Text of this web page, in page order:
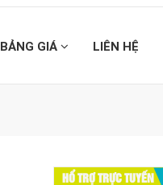
BẢNG GIÁ LIÊN HỆ
HỔ TRỢ TRỰC TUYẾN